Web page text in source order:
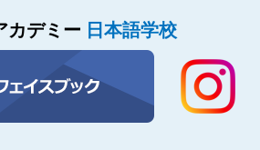
カデミー 日本語学校